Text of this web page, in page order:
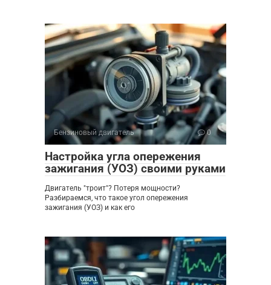
Бензиновый двигатель 0
Настройка угла опережения
зажигания (УОЗ) своими руками
Двигатель "троит"? Потеря мощности?
Разбираемся, что такое угол опережения
зажигания (УОЗ) и как его